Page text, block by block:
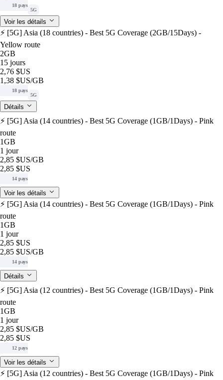
18 pays
5G
Voir les détails
⚡️ [5G] Asia (18 countries) - Best 5G Coverage (2GB/15Days) -
Yellow route
2GB
15 jours
2,76 $US
1,38 $US/GB
18 pays
5G
Détails
⚡️ [5G] Asia (14 countries) - Best 5G Coverage (1GB/1Days) - Pink
route
1GB
1 jour
2,85 $US/GB
2,85 $US
14 pays
Voir les détails
⚡️ [5G] Asia (14 countries) - Best 5G Coverage (1GB/1Days) - Pink
route
1GB
1 jour
2,85 $US
2,85 $US/GB
14 pays
Détails
⚡️ [5G] Asia (12 countries) - Best 5G Coverage (1GB/1Days) - Pink
route
1GB
1 jour
2,85 $US/GB
2,85 $US
12 pays
Voir les détails
⚡️ [5G] Asia (12 countries) - Best 5G Coverage (1GB/1Days) - Pink